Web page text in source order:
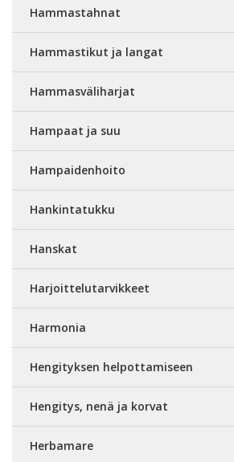
Hammastahnat
Hammastikut ja langat
Hammasväliharjat
Hampaat ja suu
Hampaidenhoito
Hankintatukku
Hanskat
Harjoittelutarvikkeet
Harmonia
Hengityksen helpottamiseen
Hengitys, nenä ja korvat
Herbamare